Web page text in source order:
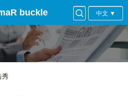
中文 ▼
buckle
秀